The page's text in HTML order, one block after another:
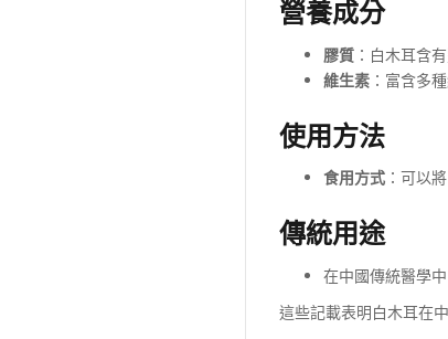
營養成分
膠質 ：白木耳含
維生素 ：富含多
使用方法
食用方式 ：可以
傳統用途
在中國傳統醫學
這些記載表明白木耳在